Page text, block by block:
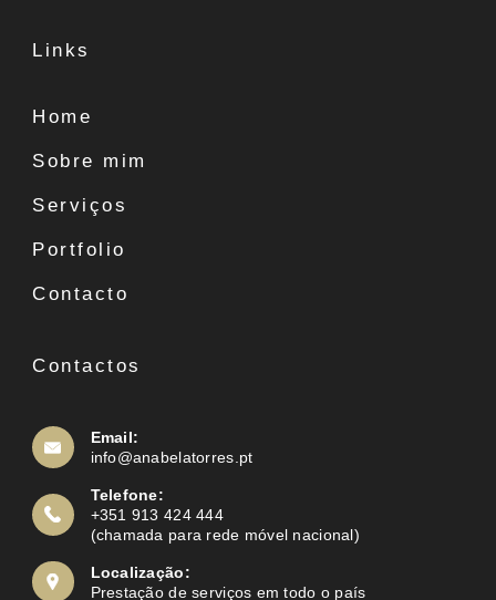
Links
Home
Sobre mim
Serviços
Portfolio
Contacto
Contactos
Email:
info@anabelatorres.pt
Telefone:
+351 913 424 444
(chamada para rede móvel nacional)
Localização:
Prestação de serviços em todo o país